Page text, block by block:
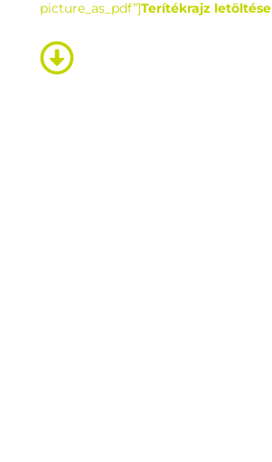
picture_as_pdf”]Terítékrajz letöltése